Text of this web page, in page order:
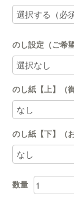
のし設定（ご希
のし紙【上】（
のし紙【下】（
数量